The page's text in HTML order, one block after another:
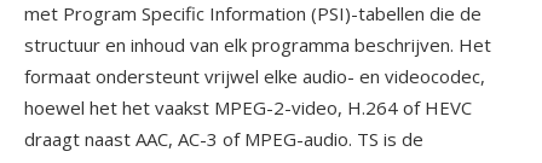
met Program Specific Information (PSI)-tabellen die de
structuur en inhoud van elk programma beschrijven. Het
formaat ondersteunt vrijwel elke audio- en videocodec,
hoewel het het vaakst MPEG-2-video, H.264 of HEVC
draagt naast AAC, AC-3 of MPEG-audio. TS is de